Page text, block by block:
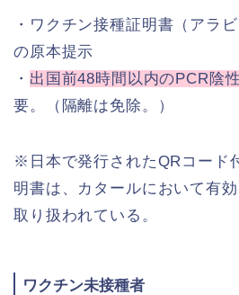
・ワクチン接種証明書（アラ
の原本提示
・ 出国前48時間以内のPCR陰
要。（隔離は免除。）
※日本で発行されたQRコード
明書は、カタールにおいて有
取り扱われている。
ワクチン未接種者